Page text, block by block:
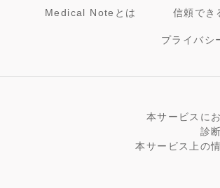
Medical Noteとは 信頼でき
プライバシ
本サービスに
診
本サービス上の